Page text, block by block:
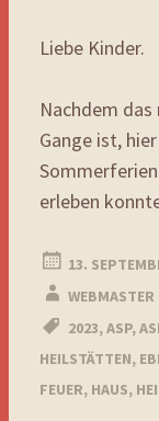
Liebe Kinder.
Nachdem das
Gange ist,
erleben
13.
WEBMASTER
2023, ASP,
HEILSTÄTTEN,
FEUER, HAUS,